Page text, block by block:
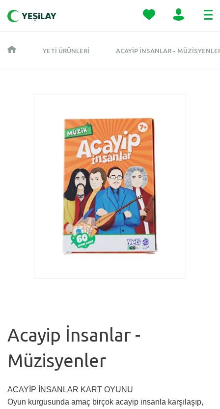
YETI ÜRÜNLERI ACAYIP İNSANLAR -
Acayip İnsanlar -
Müzisyenler
ACAYİP İNSANLAR KART OYUNU
Oyun kurgusunda amaç birçok acayip insanla karşılaşıp,